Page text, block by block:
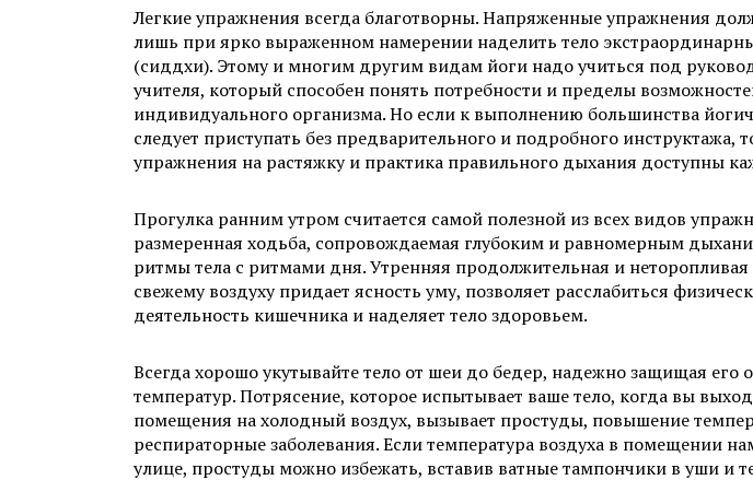
Легкие упражнения всегда благотворны. Напряженные упражнения
лишь при ярко выраженном намерении наделить тело
(сиддхи). Этому и многим другим видам йоги надо учиться под
учителя, который способен понять потребности и пределы
индивидуального организма. Но если к выполнению большинства
следует приступать без предварительного и подробного инструктажа,
упражнения на растяжку и практика правильного дыхания доступны
Прогулка ранним утром считается самой полезной из всех видов
размеренная ходьба, сопровождаемая глубоким и равномерным
ритмы тела с ритмами дня. Утренняя продолжительная и неторопливая
свежему воздуху придает ясность уму, позволяет расслабиться
деятельность кишечника и наделяет тело здоровьем.
Всегда хорошо укутывайте тело от шеи до бедер, надежно защищая его
температур. Потрясение, которое испытывает ваше тело, когда вы
помещения на холодный воздух, вызывает простуды, повышение
респираторные заболевания. Если температура воздуха в помещении
улице, простуды можно избежать, вставив ватные тампончики в уши и